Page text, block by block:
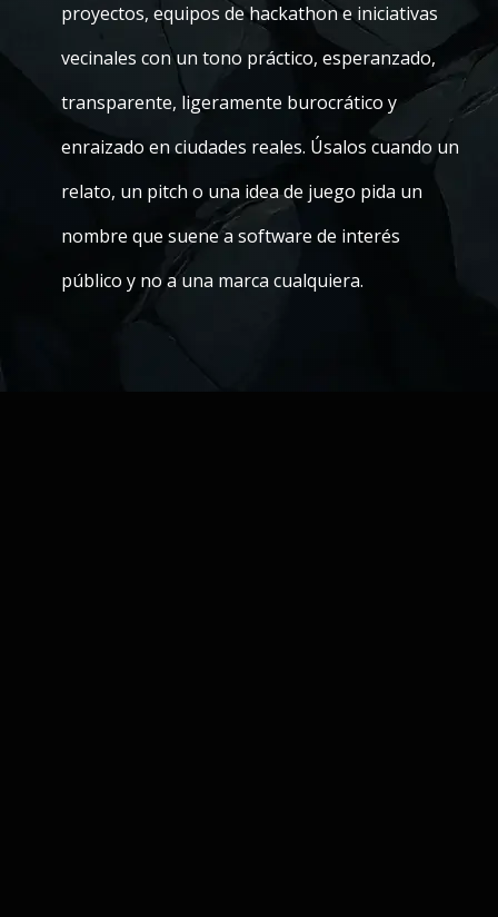
proyectos, equipos de hackathon e iniciativas
vecinales con un tono práctico, esperanzado,
transparente, ligeramente burocrático y
enraizado en ciudades reales. Úsalos cuando un
relato, un pitch o una idea de juego pida un
nombre que suene a software de interés
público y no a una marca cualquiera.